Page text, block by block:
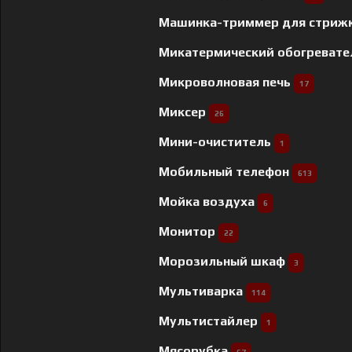
Машинка-триммер для
Микатермический
Микроволновая печь 17
Миксер 26
Мини-очиститель 1
Мобильный телефон 613
Мойка воздуха 6
Монитор 22
Морозильный шкаф 3
Мультиварка 114
Мультистайлер 1